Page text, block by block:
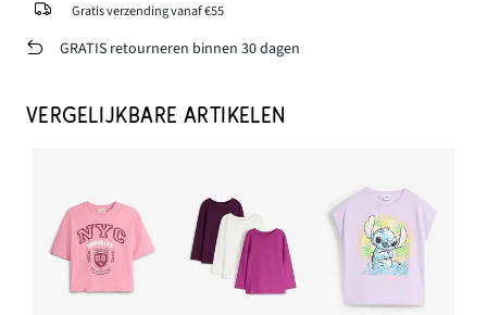
Gratis verzending vanaf €55
GRATIS retourneren binnen 30 dagen
VERGELIJKBARE ARTIKELEN